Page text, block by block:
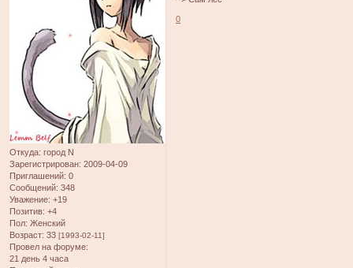
Откуда: город N
Зарегистрирован: 2009-04-09
Приглашений: 0
Сообщений: 348
Уважение: +19
Позитив: +4
Пол: Женский
Возраст: 33 [1993-02-11]
Провел на форуме:
21 день 4 часа
0